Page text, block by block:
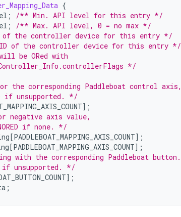
{
;
/** Min. API level for this entry */
;
/** Max. API level, 0 = no max */
of the controller device for this entry */
of the controller device for this entry */
be ORed with
*/
for the corresponding Paddleboat control axis,
if unsupported. */
];
negative axis value,
if none. */
[PADDLEBOAT_MAPPING_AXIS_COUNT];
[PADDLEBOAT_MAPPING_AXIS_COUNT];
with the corresponding Paddleboat button.
unsupported. */
];
;